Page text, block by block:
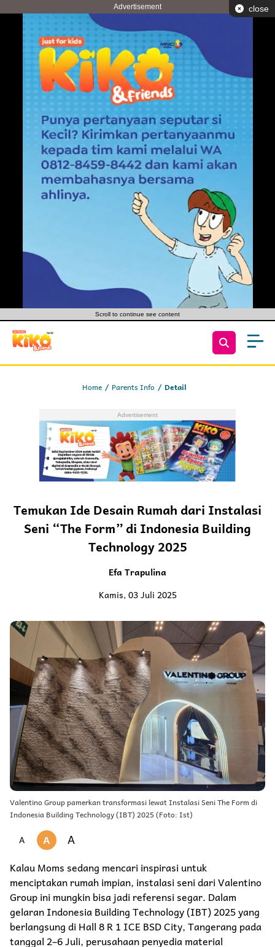
Advertisement close
Scroll to continue see content
Home Parents Info Detail
Temukan Ide Desain Rumah dari Instalasi
Seni “The Form” di Indonesia Building
Technology 2025
Efa Trapulina
Kamis, 03 Juli 2025
Valentino Group pamerkan transformasi lewat Instalasi Seni The Form di
Indonesia Building Technology (IBT) 2025 (Foto: Ist)
A A A
Kalau Moms sedang mencari inspirasi untuk
menciptakan rumah impian, instalasi seni dari Valentino
Group ini mungkin bisa jadi referensi segar. Dalam
gelaran Indonesia Building Technology (IBT) 2025 yang
berlangsung di Hall 8 R 1 ICE BSD City, Tangerang pada
tanggal 2–6 Juli, perusahaan penyedia material